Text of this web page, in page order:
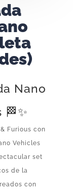
Nano
Furious con
Vehicles
set
de la
con